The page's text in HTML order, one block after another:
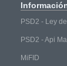
PSD2 - Ley
PSD2 - Api
MiFID